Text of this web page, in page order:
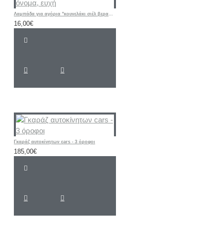
Λαμπάδα για αγόρια "κουνελάκι σιέλ βεραμάν" με όνομα, ευχή
16,00€
Γκαράζ αυτοκίνητων cars - 3 όροφοι
185,00€